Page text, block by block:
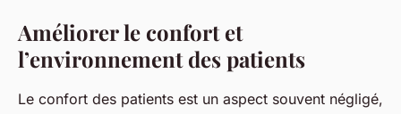
Améliorer le confort et
l’environnement des patients
Le confort des patients est un aspect souvent négligé,